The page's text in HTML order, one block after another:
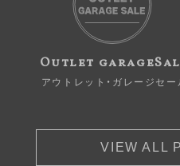
Outlet
アウトレット・ガレージセー
VIEW ALL